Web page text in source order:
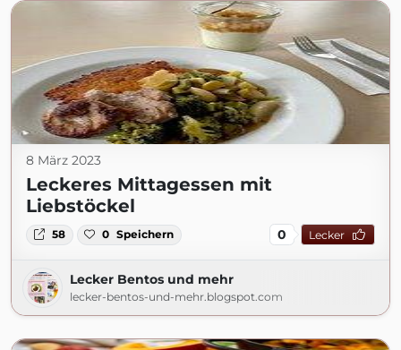
8 März 2023
Leckeres Mittagessen mit
Liebstöckel
58 0 Speichern 0 Lecker
Lecker Bentos und mehr
lecker-bentos-und-mehr.blogspot.com